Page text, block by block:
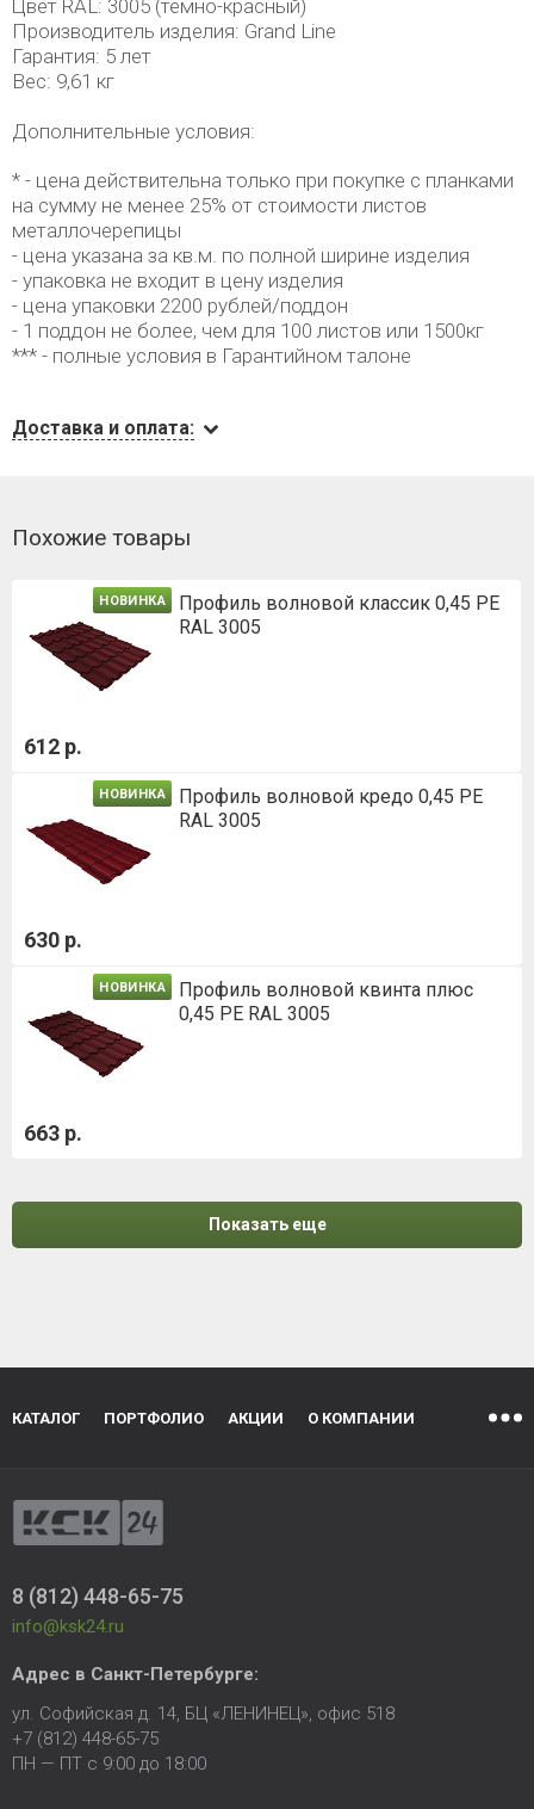
Цвет RAL: 3005 (темно-красный)
Производитель изделия: Grand Line
Гарантия: 5 лет
Вес: 9,61 кг
Дополнительные условия:
* - цена действительна только при покупке с планками
на сумму не менее 25% от стоимости листов
металлочерепицы
- цена указана за кв.м. по полной ширине изделия
- упаковка не входит в цену изделия
- цена упаковки 2200 рублей/поддон
- 1 поддон не более, чем для 100 листов или 1500кг
*** - полные условия в Гарантийном талоне
Доставка и оплата:
Похожие товары
НОВИНКА
Профиль волновой классик 0,45 PE
RAL 3005
612 р.
НОВИНКА
Профиль волновой кредо 0,45 PE
RAL 3005
630 р.
НОВИНКА
Профиль волновой квинта плюс
0,45 PE RAL 3005
663 р.
Показать еще
КАТАЛОГ ПОРТФОЛИО АКЦИИ О КОМПАНИИ
8 (812) 448-65-75
info@ksk24.ru
Адрес в Санкт-Петербурге:
ул. Софийская д. 14, БЦ «ЛЕНИНЕЦ», офис 518
+7 (812) 448-65-75
ПН — ПТ с 9:00 до 18:00